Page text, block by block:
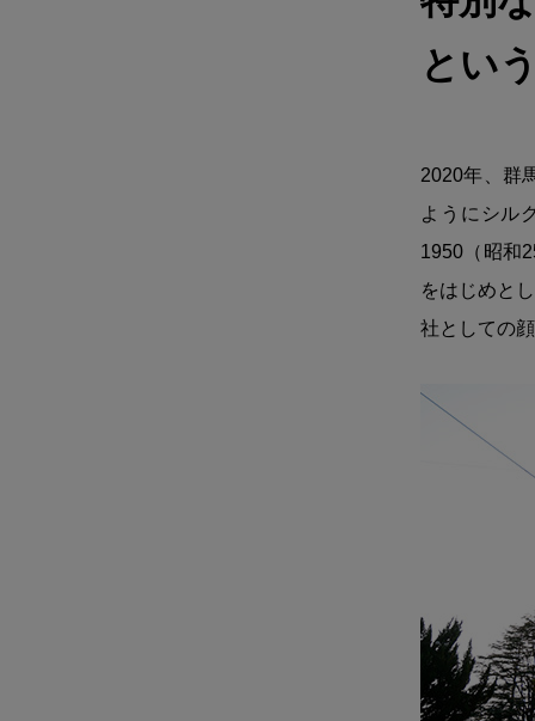
とい
2020年、群
ようにシル
1950（昭和
をはじめと
社としての